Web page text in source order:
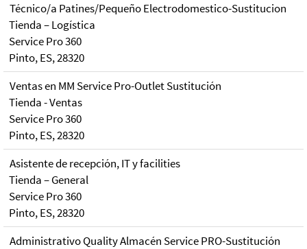
Técnico/a Patines/Pequeño Electrodomestico-Sustitucion
Tienda – Logística
Service Pro 360
Pinto, ES, 28320
Ventas en MM Service Pro-Outlet Sustitución
Tienda - Ventas
Service Pro 360
Pinto, ES, 28320
Asistente de recepción, IT y facilities
Tienda – General
Service Pro 360
Pinto, ES, 28320
Administrativo Quality Almacén Service PRO-Sustitución